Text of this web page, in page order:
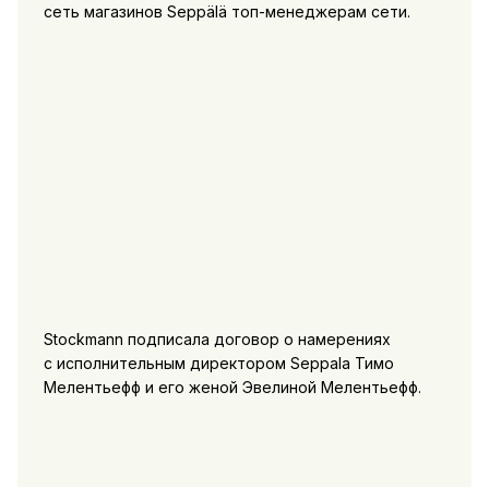
сеть магазинов Seppälä топ-менеджерам сети.
Stockmann подписала договор о намерениях
с исполнительным директором Seppala Тимо
Мелентьефф и его женой Эвелиной Мелентьефф.